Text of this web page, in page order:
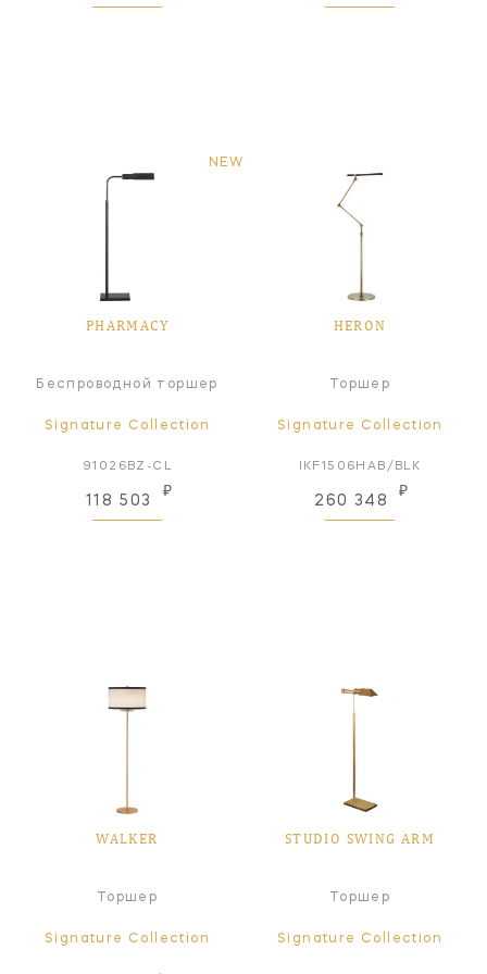
NEW
PHARMACY
Беспроводной торшер
Signature Collection
91026BZ-CL
118 503
₽
HERON
Торшер
Signature Collection
IKF1506HAB/BLK
260 348
₽
WALKER
Торшер
Signature Collection
STUDIO SWING ARM
Торшер
Signature Collection